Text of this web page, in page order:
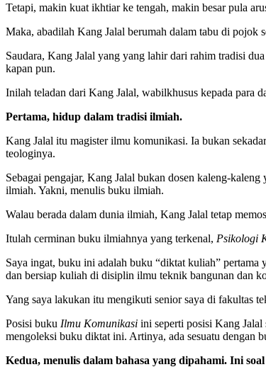
Tetapi, makin kuat ikhtiar ke tengah, makin besar pula
Maka, abadilah Kang Jalal berumah dalam tabu di pojok
Saudara, Kang Jalal yang yang lahir dari rahim tradisi
kapan pun.
Inilah teladan dari Kang Jalal, wabilkhusus kepada para
Pertama, hidup dalam tradisi ilmiah.
Kang Jalal itu magister ilmu komunikasi. Ia bukan
teologinya.
Sebagai pengajar, Kang Jalal bukan dosen kaleng-
ilmiah. Yakni, menulis buku ilmiah.
Walau berada dalam dunia ilmiah, Kang Jalal tetap
Itulah cerminan buku ilmiahnya yang terkenal, Psikologi
Saya ingat, buku ini adalah buku “diktat kuliah”
dan bersiap kuliah di disiplin ilmu teknik bangunan dan
Yang saya lakukan itu mengikuti senior saya di fakultas
Posisi buku Ilmu Komunikasi ini seperti posisi Kang
mengoleksi buku diktat ini. Artinya, ada sesuatu dengan
Kedua, menulis dalam bahasa yang dipahami. Ini